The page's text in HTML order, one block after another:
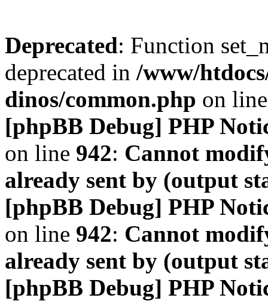
Deprecated: Function
deprecated in /www/
dinos/common.php on
[phpBB Debug] PHP
on line 942: Cannot
already sent by (output
[phpBB Debug] PHP
on line 942: Cannot
already sent by (output
[phpBB Debug] PHP